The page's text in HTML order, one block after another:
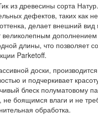
из древесины сорта
дефектов, таких как
делает внешний
длины, что позволяет
Parketoff.
доски,
и подчеркивает
блеск полуматовому
боящимся влаги и не
обработка.